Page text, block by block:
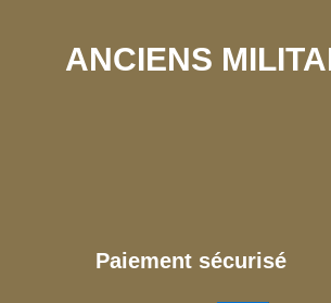
ANCIENS
Paiement sécurisé